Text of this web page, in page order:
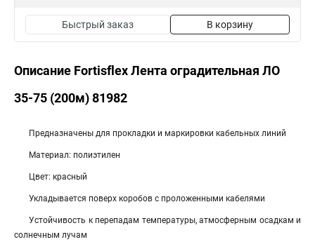
Быстрый заказ В корзину
Описание Fortisflex Лента оградительная ЛО
35-75 (200м) 81982
Предназначены для прокладки и маркировки кабельных линий
Материал: полиэтилен
Цвет: красный
Укладывается поверх коробов с проложенными кабелями
Устойчивость к перепадам температуры, атмосферным осадкам и
солнечным лучам